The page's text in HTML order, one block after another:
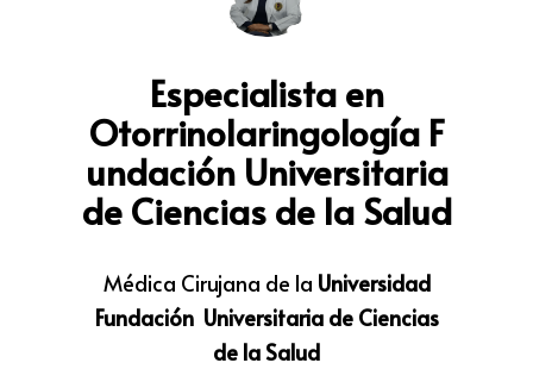
Especialista en
OtorrinolaringologíaF
undación Universitaria
de Ciencias de la Salud
Médica Cirujana de la Universidad
Fundación Universitaria de Ciencias
de la Salud